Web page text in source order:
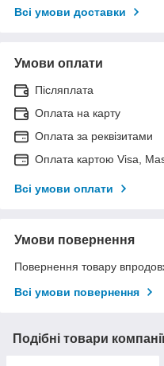
Всі умови доставки
Умови оплати
Післяплата
Оплата на карту
Оплата за реквізитами
Оплата картою Visa,
Всі умови оплати
Умови повернення
Повернення товару
Всі умови повернення
Подібні товари